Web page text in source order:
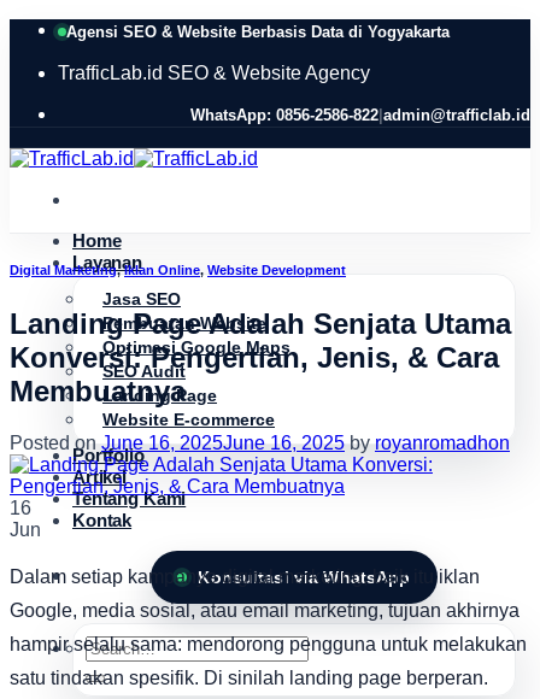
Skip
content
Agensi SEO & Website Berbasis Data di Yogyakarta
TrafficLab.id SEO & Website Agency
WhatsApp: 0856-2586-822|admin@trafficlab.id
Home
Layanan
Jasa SEO
Pembuatan Website
Optimasi Google Maps
SEO Audit
Landing Page
Website E-commerce
Portfolio
Artikel
Tentang Kami
Kontak
Konsultasi via WhatsApp
Search
for:
Digital Marketing,Iklan Online, Website Development
Landing Page Adalah Senjata Utama
Konversi: Pengertian, Jenis, & Cara
Membuatnya
Posted on June 16, 2025June 16, 2025 byroyanromadhon
16
Jun
Dalam setiap kampanye digital marketing, baik itu iklan
Google, media sosial, atau email marketing, tujuan akhirnya
hampir selalu sama: mendorong pengguna untuk melakukan
satu tindakan spesifik. Di sinilah landing page berperan.